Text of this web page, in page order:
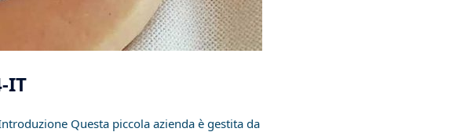
IT
Questa piccola azienda è gestita da